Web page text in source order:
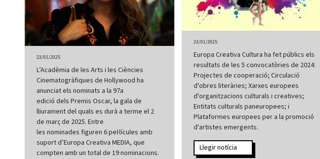
23/01/2025
L’Acadèmia de les Arts i les Ciències
Cinematogràfiques de Hollywood ha
anunciat els nominats a la 97a
edició dels Premis Oscar, la gala de
lliurament del quals es durà a terme el 2
de març de 2025. Entre
les nominades figuren 6 pel·lícules amb
suport d’Europa Creativa MEDIA, que
compten amb un total de 19 nominacions.
23/01/2025
Europa Creativa Cultura ha fet públics els
resultats de les 5 convocatòries de 2024:
Projectes de cooperació; Circulació
d'obres literàries; Xarxes europees
d'organitzacions culturals i creatives;
Entitats culturals paneuropees; i
Plataformes europees per a la promoció
d'artistes emergents.
Llegir notícia